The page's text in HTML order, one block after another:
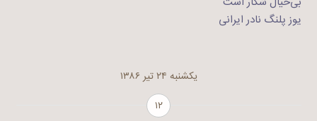
یوز پلنگ نادر ایرانی
یکشنبه ۲۴ تیر ۱۳۸۶
۱۲